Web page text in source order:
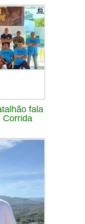
fala
Corrida